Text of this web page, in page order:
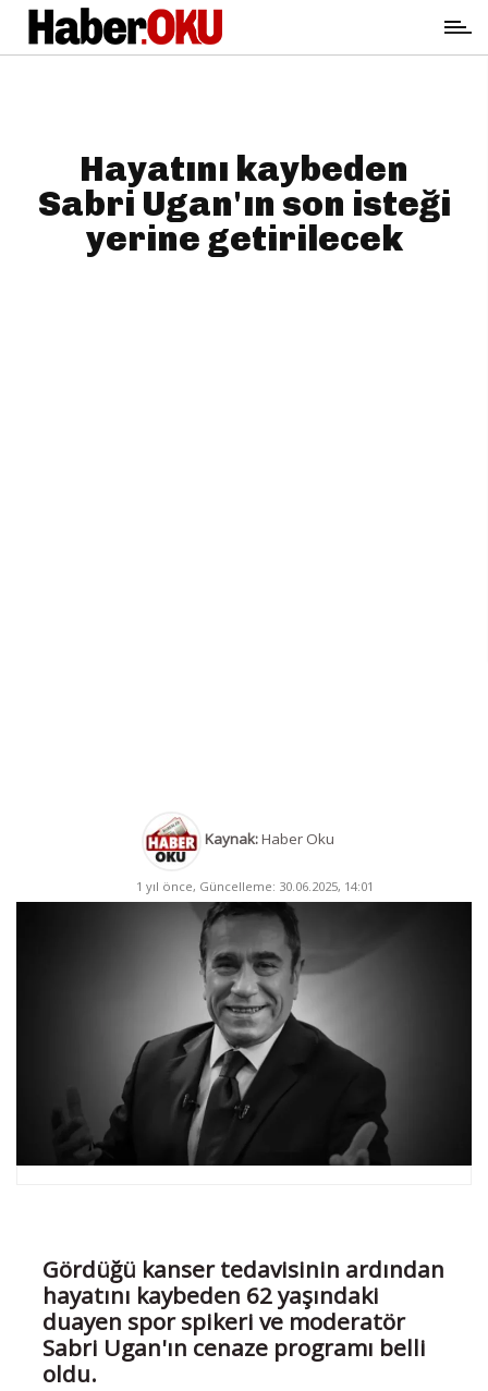
Hayatını kaybeden
Sabri Ugan'ın son isteği
yerine getirilecek
Kaynak:Haber Oku
1 yıl önce, Güncelleme: 30.06.2025, 14:01
Gördüğü kanser tedavisinin ardından
hayatını kaybeden 62 yaşındaki
duayen spor spikeri ve moderatör
Sabri Ugan'ın cenaze programı belli
oldu.